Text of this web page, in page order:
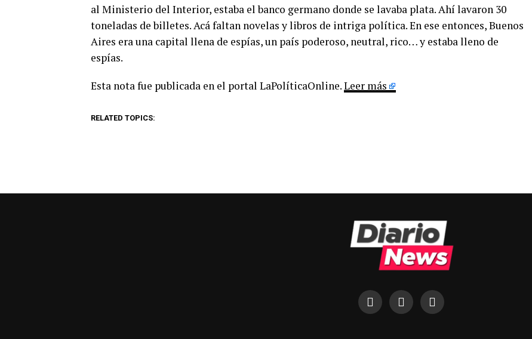
al Ministerio del Interior, estaba el banco germano donde se lavaba plata. Ahí lavaron 30
toneladas de billetes. Acá faltan novelas y libros de intriga política. En ese entonces, Buenos
Aires era una capital llena de espías, un país poderoso, neutral, rico… y estaba lleno de
espías.
Esta nota fue publicada en el portal LaPolíticaOnline.Leer más
RELATED TOPICS: